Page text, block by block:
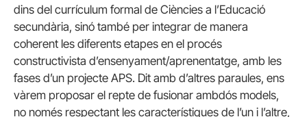
dins del currículum formal de Ciències a l’Educació
secundària, sinó també per integrar de manera
coherent les diferents etapes en el procés
constructivista d’ensenyament/aprenentatge, amb les
fases d’un projecte APS. Dit amb d’altres paraules, ens
vàrem proposar el repte de fusionar ambdós models,
no només respectant les característiques de l’un i l’altre,